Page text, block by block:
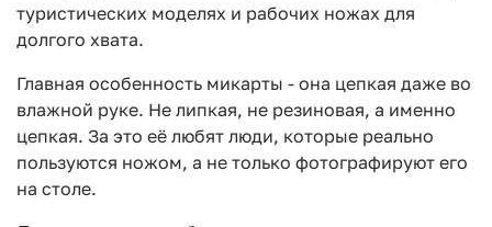
туристических моделях и рабочих ножах для
долгого хвата.
Главная особенность микарты - она цепкая даже во
влажной руке. Не липкая, не резиновая, а именно
цепкая. За это её любят люди, которые реально
пользуются ножом, а не только фотографируют его
на столе.